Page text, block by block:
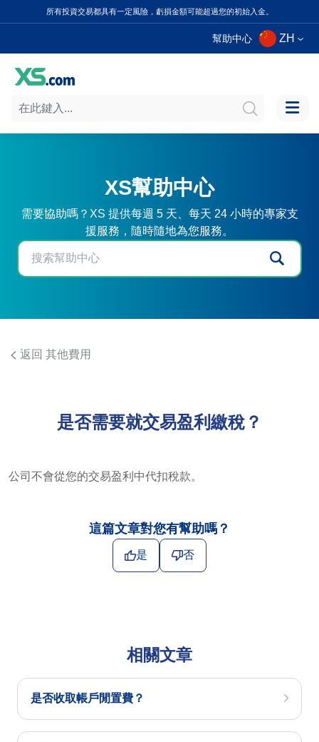
所有投資交易都具有一定風險，虧損金額可能超過您的初始入金。
幫助中心 ZH
XS幫助中心
需要協助嗎？XS 提供每週 5 天、每天 24 小時的專家支
援服務，隨時隨地為您服務。
返回 其他費用
是否需要就交易盈利繳稅？
公司不會從您的交易盈利中代扣稅款。
這篇文章對您有幫助嗎？
是 否
相關文章
是否收取帳戶閒置費？